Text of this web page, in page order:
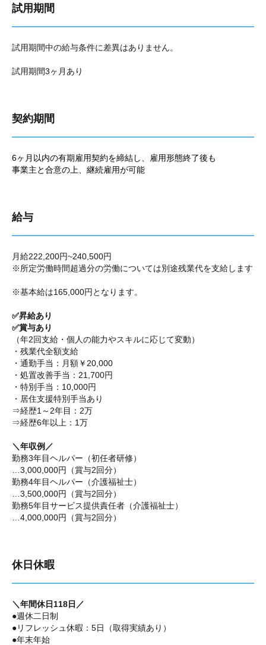
試用期間
試用期間中の給与条件に差異はありません。
試用期間3ヶ月あり
契約期間
6ヶ月以内の有期雇用契約を締結し、雇用形態終了後も
事業主と合意の上、継続雇用が可能
給与
月給222,200円~240,500円
※所定労働時間超過分の労働については別途残業代を支給します
※基本給は165,000円となります。
✅昇給あり
✅賞与あり
（年2回支給・個人の能力やスキルに応じて変動）
・残業代全額支給
・通勤手当：月額￥20,000
・処置改善手当：21,700円
・特別手当：10,000円
・居住支援特別手当あり
⇒経歴1～2年目：2万
⇒経歴6年以上：1万
＼年収例／
勤務3年目ヘルパー（初任者研修）
…3,000,000円（賞与2回分）
勤務4年目ヘルパー（介護福祉士）
…3,500,000円（賞与2回分）
勤務5年目サービス提供責任者（介護福祉士）
…4,000,000円（賞与2回分）
休日休暇
＼年間休日118日／
●週休二日制
●リフレッシュ休暇：5日（取得実績あり）
●年末年始